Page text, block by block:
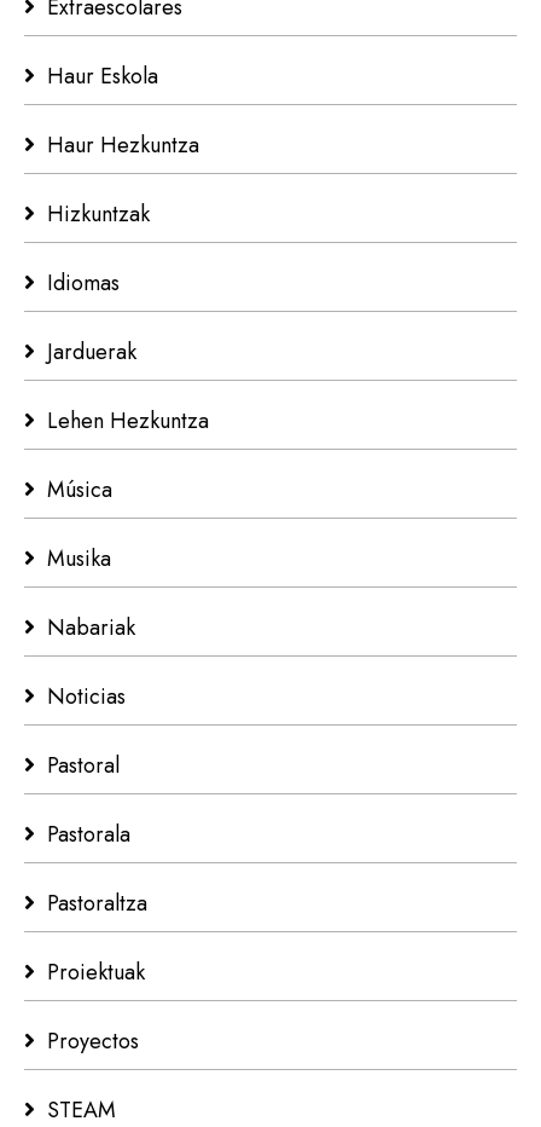
Extraescolares
Haur Eskola
Haur Hezkuntza
Hizkuntzak
Idiomas
Jarduerak
Lehen Hezkuntza
Música
Musika
Nabariak
Noticias
Pastoral
Pastorala
Pastoraltza
Proiektuak
Proyectos
STEAM